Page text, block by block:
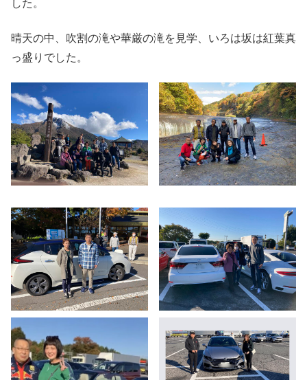
した。
晴天の中、吹割の滝や華厳の滝を見学、いろは坂は紅葉真
っ盛りでした。